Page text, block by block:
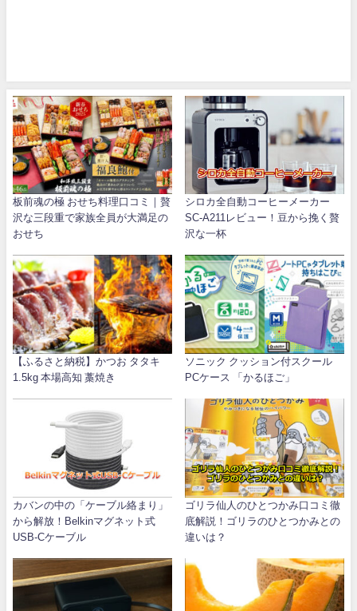
板前魂の極 おせち料理口コミ｜贅
沢な三段重で家族全員が大満足の
おせち
シロカ全自動コーヒーメーカー
SC-A211レビュー！豆から挽く贅
沢な一杯
【ふるさと納税】かつお タタキ
1.5kg 本場高知 藁焼き
ソニック クッション付スクール
PCケース 「かるほご」
カバンの中の「ケーブル絡まり」
から解放！Belkinマグネット式
USB-Cケーブル
ゴリラ仙人のひとつかみ口コミ徹
底解説！ゴリラのひとつかみとの
違いは？